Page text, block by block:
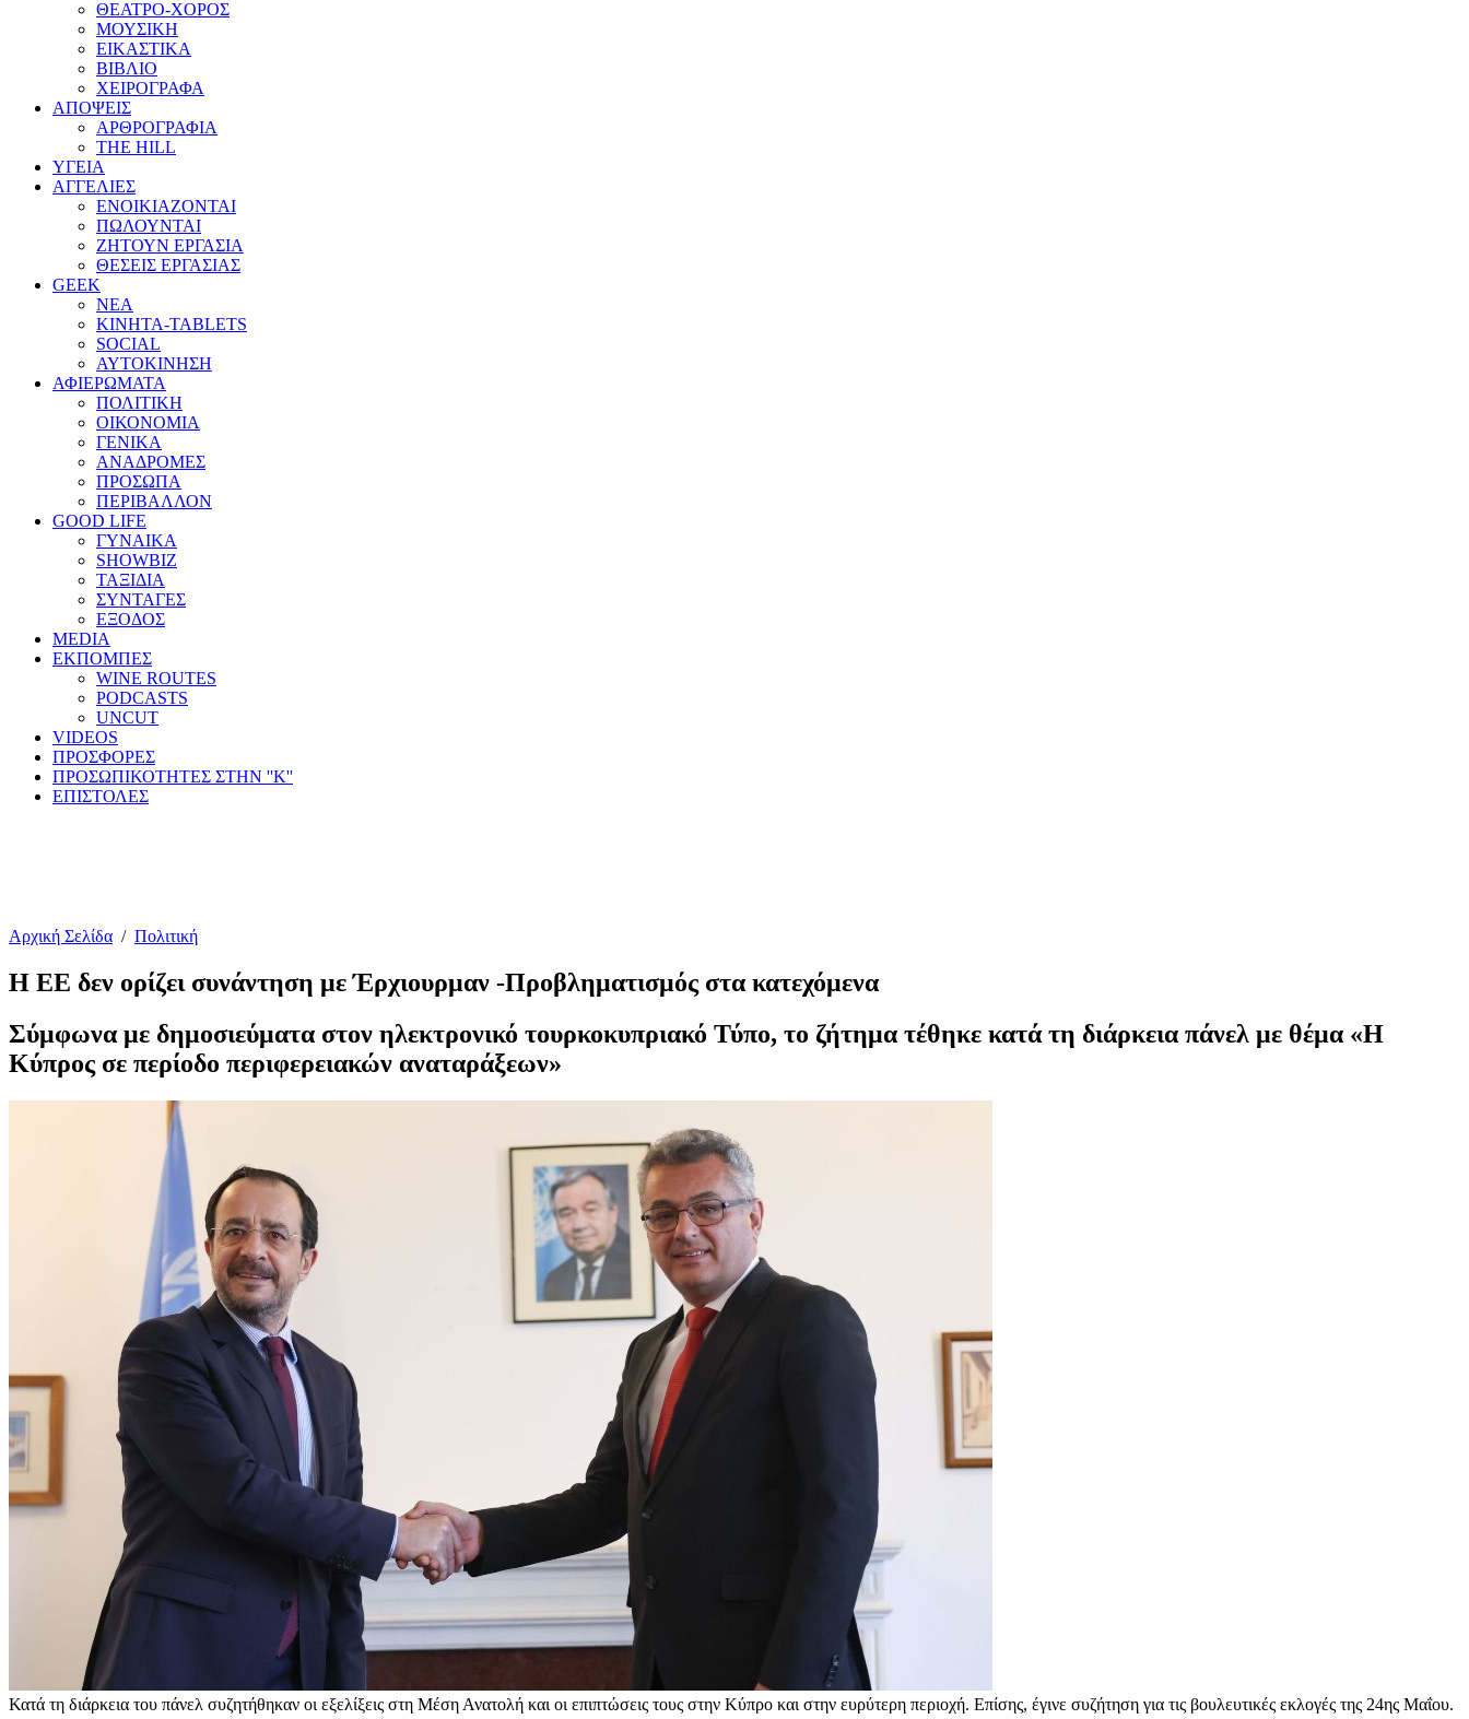
ΘΕΑΤΡΟ-ΧΟΡΟΣ
ΜΟΥΣΙΚΗ
ΕΙΚΑΣΤΙΚΑ
ΒΙΒΛΙΟ
ΧΕΙΡΟΓΡΑΦΑ
ΑΠΟΨΕΙΣ
ΑΡΘΡΟΓΡΑΦΙΑ
THE HILL
ΥΓΕΙΑ
ΑΓΓΕΛΙΕΣ
ΕΝΟΙΚΙΑΖΟΝΤΑΙ
ΠΩΛΟΥΝΤΑΙ
ΖΗΤΟΥΝ ΕΡΓΑΣΙΑ
ΘΕΣΕΙΣ ΕΡΓΑΣΙΑΣ
GEEK
ΝΕΑ
ΚΙΝΗΤΑ-TABLETS
SOCIAL
ΑΥΤΟΚΙΝΗΣΗ
ΑΦΙΕΡΩΜΑΤΑ
ΠΟΛΙΤΙΚΗ
ΟΙΚΟΝΟΜΙΑ
ΓΕΝΙΚΑ
ΑΝΑΔΡΟΜΕΣ
ΠΡΟΣΩΠΑ
ΠΕΡΙΒΑΛΛΟΝ
GOOD LIFE
ΓΥΝΑΙΚΑ
SHOWBIZ
ΤΑΞΙΔΙΑ
ΣΥΝΤΑΓΕΣ
ΕΞΟΔΟΣ
MEDIA
ΕΚΠΟΜΠΕΣ
WINE ROUTES
PODCASTS
UNCUT
VIDEOS
ΠΡΟΣΦΟΡΕΣ
ΠΡΟΣΩΠΙΚΟΤΗΤΕΣ ΣΤΗΝ ''Κ''
ΕΠΙΣΤΟΛΕΣ
Αρχική Σελίδα / Πολιτική
Η ΕΕ δεν ορίζει συνάντηση με Έρχιουρμαν -Προβληματισμός στα κατεχόμενα
Σύμφωνα με δημοσιεύματα στον ηλεκτρονικό τουρκοκυπριακό Τύπο, το ζήτημα τέθηκε κατά τη διάρκεια πάνελ με θέμα «Η
Κύπρος σε περίοδο περιφερειακών αναταράξεων»
Κατά τη διάρκεια του πάνελ συζητήθηκαν οι εξελίξεις στη Μέση Ανατολή και οι επιπτώσεις τους στην Κύπρο και στην ευρύτερη περιοχή. Επίσης, έγινε συζήτηση για τις βουλευτικές εκλογές της 24ης Μαΐου.